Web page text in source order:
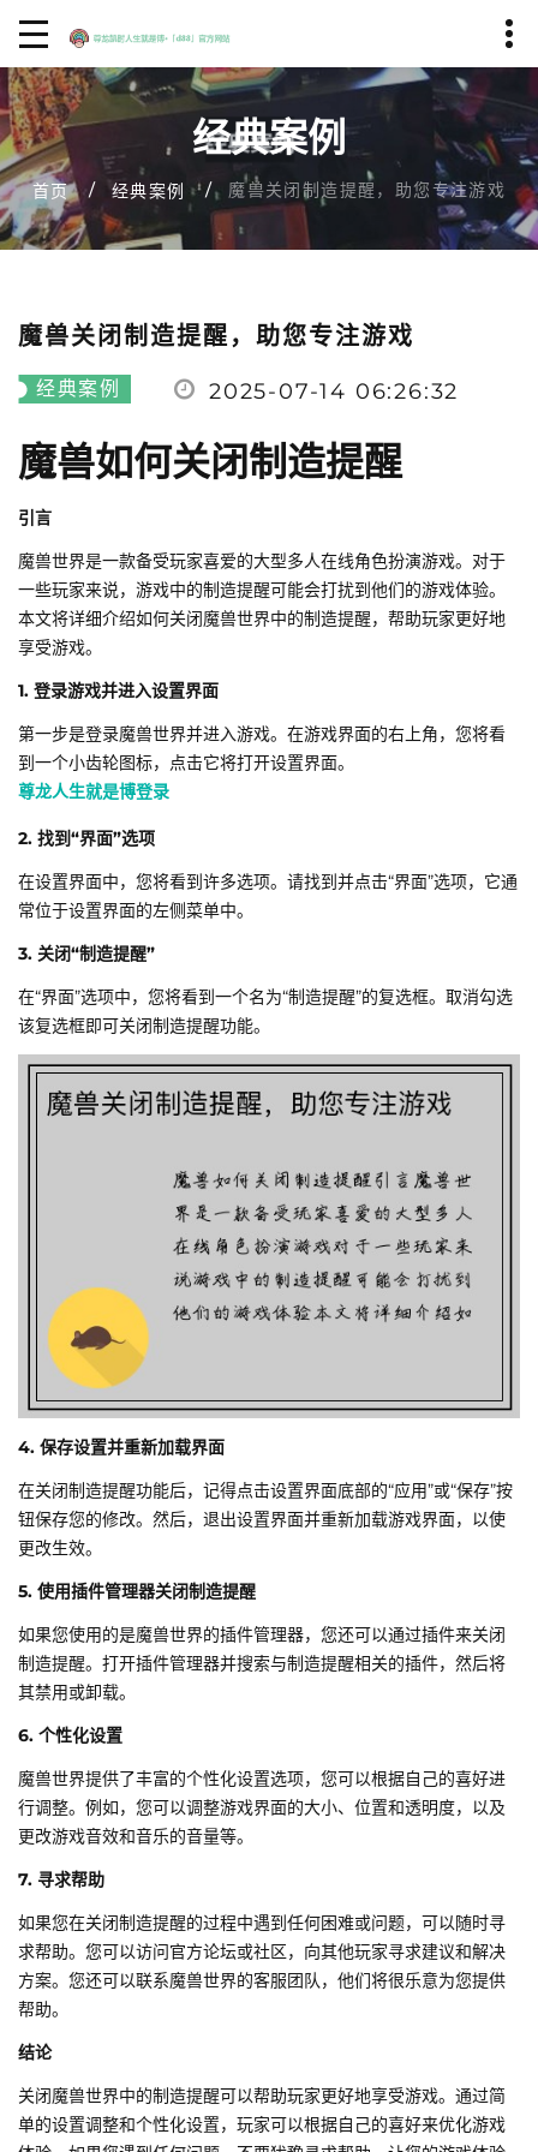
经典案例
首页 经典案例 魔兽关闭制造提醒，助您专注游戏
魔兽关闭制造提醒，助您专注游戏
经典案例 2025-07-14 06:26:32
魔兽如何关闭制造提醒
引言
魔兽世界是一款备受玩家喜爱的大型多人在线角色扮演游戏。对于
一些玩家来说，游戏中的制造提醒可能会打扰到他们的游戏体验。
本文将详细介绍如何关闭魔兽世界中的制造提醒，帮助玩家更好地
享受游戏。
1. 登录游戏并进入设置界面
第一步是登录魔兽世界并进入游戏。在游戏界面的右上角，您将看
到一个小齿轮图标，点击它将打开设置界面。
尊龙人生就是博登录
2. 找到“界面”选项
在设置界面中，您将看到许多选项。请找到并点击“界面”选项，它通
常位于设置界面的左侧菜单中。
3. 关闭“制造提醒”
在“界面”选项中，您将看到一个名为“制造提醒”的复选框。取消勾选
该复选框即可关闭制造提醒功能。
4. 保存设置并重新加载界面
在关闭制造提醒功能后，记得点击设置界面底部的“应用”或“保存”按
钮保存您的修改。然后，退出设置界面并重新加载游戏界面，以使
更改生效。
5. 使用插件管理器关闭制造提醒
如果您使用的是魔兽世界的插件管理器，您还可以通过插件来关闭
制造提醒。打开插件管理器并搜索与制造提醒相关的插件，然后将
其禁用或卸载。
6. 个性化设置
魔兽世界提供了丰富的个性化设置选项，您可以根据自己的喜好进
行调整。例如，您可以调整游戏界面的大小、位置和透明度，以及
更改游戏音效和音乐的音量等。
7. 寻求帮助
如果您在关闭制造提醒的过程中遇到任何困难或问题，可以随时寻
求帮助。您可以访问官方论坛或社区，向其他玩家寻求建议和解决
方案。您还可以联系魔兽世界的客服团队，他们将很乐意为您提供
帮助。
结论
关闭魔兽世界中的制造提醒可以帮助玩家更好地享受游戏。通过简
单的设置调整和个性化设置，玩家可以根据自己的喜好来优化游戏